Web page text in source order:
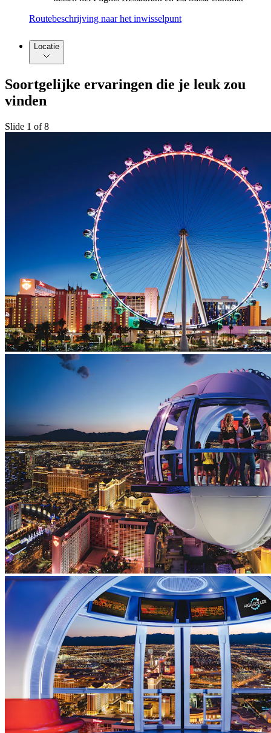
Routebeschrijving naar het inwisselpunt
Locatie
Soortgelijke ervaringen die je leuk zou
vinden
Slide 1 of 8